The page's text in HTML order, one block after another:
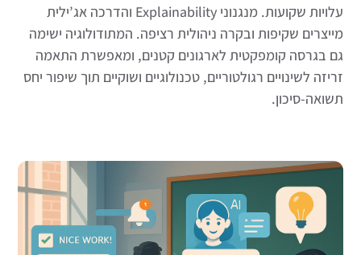
עלויות שקועות. מנגנוני Explainability והדרכה אג’ילית
מייצרים שקיפות ובקרה ניהולית רציפה. המתודולוגיה ישימה
גם בגרסה קומפקטית לארגונים קטנים, ומאפשרת התאמה
זריזה לשינויים רגולטוריים, טכנולוגיים ושוקיים תוך שיפור יחס
תשואה-סיכון.